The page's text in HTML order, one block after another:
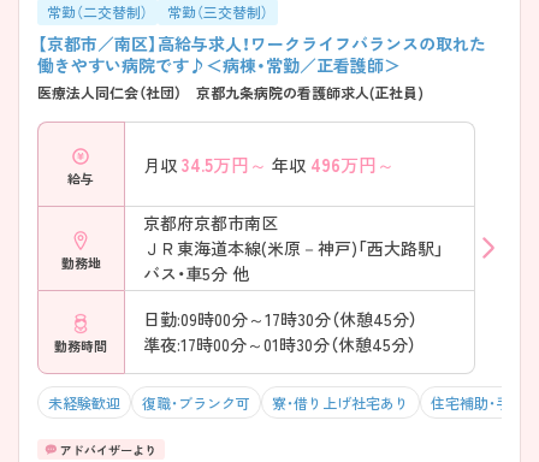
常勤（二交替制） 常勤（三交替制）
【京都市／南区】高給与求人！ワークライフバランスの取れた
働きやすい病院です♪＜病棟・常勤／正看護師＞
医療法人同仁会（社団） 京都九条病院の看護師求人(正社員)
給与
月収 34.5万円～ 年収 496万円～
勤務地
京都府京都市南区
ＪＲ東海道本線(米原－神戸)「西大路駅」
バス・車5分 他
勤務時間
日勤:09時00分～17時30分（休憩45分）
準夜:17時00分～01時30分（休憩45分）
未経験歓迎 復職・ブランク可 寮・借り上げ社宅あり 住宅補助・手当